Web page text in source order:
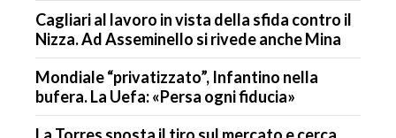
Cagliari al lavoro in vista della sfida contro il
Nizza. Ad Asseminello si rivede anche Mina
Mondiale “privatizzato”, Infantino nella
bufera. La Uefa: «Persa ogni fiducia»
La Torres sposta il tiro sul mercato e cerca